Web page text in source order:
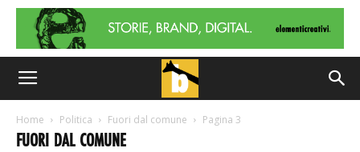
Home Politica Fuori dal comune Pagina 3
FUORI DAL COMUNE